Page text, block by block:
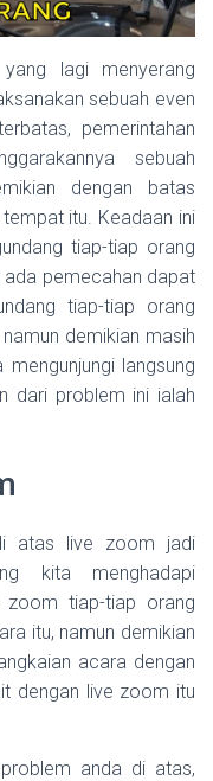
lagi menyerang
sebuah even
pemerintahan
sebuah
dengan batas
itu. Keadaan ini
tiap-tiap orang
ada pemecahan dapat
tiap-tiap orang
demikian masih
langsung
dari problem ini ialah
atas live zoom jadi
kita menghadapi
zoom tiap-tiap orang
itu, namun demikian
acara dengan
dengan live zoom itu
anda di atas,